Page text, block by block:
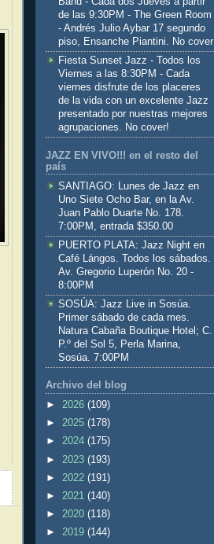
de las 9:30PM - The Green Room
- Andrés Julio Aybar 17 segundo
piso, Ensanche Piantini. No cover
Fiesta Sunset Jazz - Todos los
Viernes a las 8:30PM - Cada
viernes disfrute de los placeres
de la vida con un excelente Jazz
presentado por nuestras mejores
agrupaciones. No cover!
JAZZ EN VIVO!!! en el resto del
país
SANTIAGO: Lunes de Jazz en
Uno Siete Ocho Bar, en la Av.
Juan Pablo Duarte No. 178.
7:00PM, entrada $350.00
PUERTO PLATA: Jazz Night en
Café Lángos. Todos los sábados.
Av. Gregorio Luperón No. 20 -
8:00PM
SOSÚA: Jazz Live in Sosúa.
Primer sábado de cada mes.
Natura Cabaña Boutique Hotel; C.
P.º del Sol 5, Perla Marina,
Sosúa. 7:00PM
Archivo del blog
► 2026 (109)
► 2025 (178)
► 2024 (175)
► 2023 (193)
► 2022 (191)
► 2021 (140)
► 2020 (118)
► 2019 (144)